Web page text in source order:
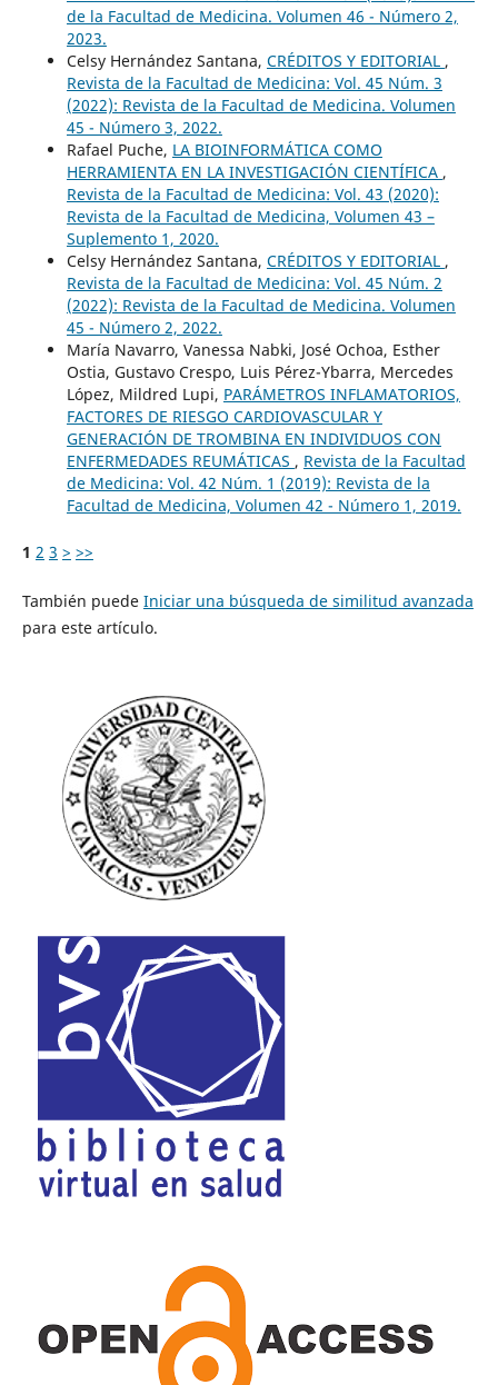
de la Facultad de Medicina. Volumen 46 - Número 2,
2023.
Celsy Hernández Santana, CRÉDITOS Y EDITORIAL ,
Revista de la Facultad de Medicina: Vol. 45 Núm. 3
(2022): Revista de la Facultad de Medicina. Volumen
45 - Número 3, 2022.
Rafael Puche, LA BIOINFORMÁTICA COMO
HERRAMIENTA EN LA INVESTIGACIÓN CIENTÍFICA ,
Revista de la Facultad de Medicina: Vol. 43 (2020):
Revista de la Facultad de Medicina, Volumen 43 –
Suplemento 1, 2020.
Celsy Hernández Santana, CRÉDITOS Y EDITORIAL ,
Revista de la Facultad de Medicina: Vol. 45 Núm. 2
(2022): Revista de la Facultad de Medicina. Volumen
45 - Número 2, 2022.
María Navarro, Vanessa Nabki, José Ochoa, Esther
Ostia, Gustavo Crespo, Luis Pérez-Ybarra, Mercedes
López, Mildred Lupi, PARÁMETROS INFLAMATORIOS,
FACTORES DE RIESGO CARDIOVASCULAR Y
GENERACIÓN DE TROMBINA EN INDIVIDUOS CON
ENFERMEDADES REUMÁTICAS , Revista de la Facultad
de Medicina: Vol. 42 Núm. 1 (2019): Revista de la
Facultad de Medicina, Volumen 42 - Número 1, 2019.
1 2 3 > >>
También puede Iniciar una búsqueda de similitud avanzada
para este artículo.